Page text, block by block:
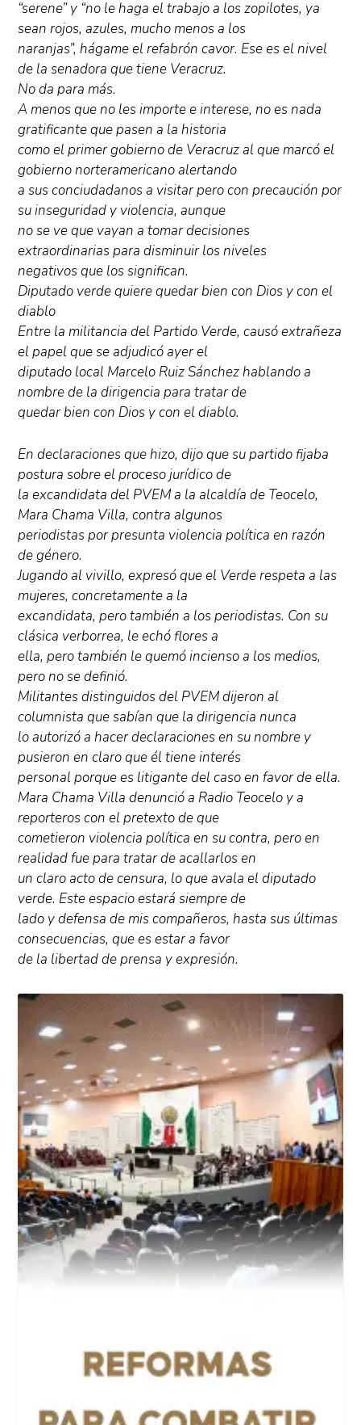
“serene” y “no le haga el trabajo a los zopilotes, ya
sean rojos, azules, mucho menos a los
naranjas”, hágame el refabrón cavor. Ese es el nivel
de la senadora que tiene Veracruz.
No da para más.
A menos que no les importe e interese, no es nada
gratificante que pasen a la historia
como el primer gobierno de Veracruz al que marcó el
gobierno norteramericano alertando
a sus conciudadanos a visitar pero con precaución por
su inseguridad y violencia, aunque
no se ve que vayan a tomar decisiones
extraordinarias para disminuir los niveles
negativos que los significan.
Diputado verde quiere quedar bien con Dios y con el
diablo
Entre la militancia del Partido Verde, causó extrañeza
el papel que se adjudicó ayer el
diputado local Marcelo Ruiz Sánchez hablando a
nombre de la dirigencia para tratar de
quedar bien con Dios y con el diablo.
En declaraciones que hizo, dijo que su partido fijaba
postura sobre el proceso jurídico de
la excandidata del PVEM a la alcaldía de Teocelo,
Mara Chama Villa, contra algunos
periodistas por presunta violencia política en razón
de género.
Jugando al vivillo, expresó que el Verde respeta a las
mujeres, concretamente a la
excandidata, pero también a los periodistas. Con su
clásica verborrea, le echó flores a
ella, pero también le quemó incienso a los medios,
pero no se definió.
Militantes distinguidos del PVEM dijeron al
columnista que sabían que la dirigencia nunca
lo autorizó a hacer declaraciones en su nombre y
pusieron en claro que él tiene interés
personal porque es litigante del caso en favor de ella.
Mara Chama Villa denunció a Radio Teocelo y a
reporteros con el pretexto de que
cometieron violencia política en su contra, pero en
realidad fue para tratar de acallarlos en
un claro acto de censura, lo que avala el diputado
verde. Este espacio estará siempre de
lado y defensa de mis compañeros, hasta sus últimas
consecuencias, que es estar a favor
de la libertad de prensa y expresión.